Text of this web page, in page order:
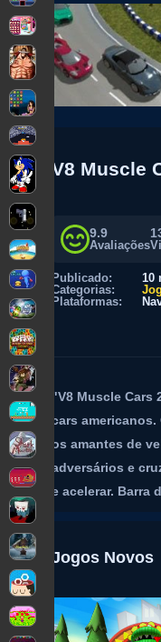
V8 Muscle
9.9
Avaliações
Publicado:
10
Categorias:
Plataformas:
"V8 Muscle
cars
os amantes de
adversários e
e acelerar. Barra
Jogos Novos